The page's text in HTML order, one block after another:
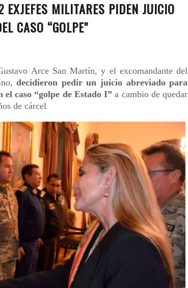
EXJEFES MILITARES PIDEN JUICIO
CASO “GOLPE"
Arce San Martín, y el excomandante del
decidieron pedir un juicio abreviado para
caso “golpe de Estado I” a cambio de quedar
de cárcel.